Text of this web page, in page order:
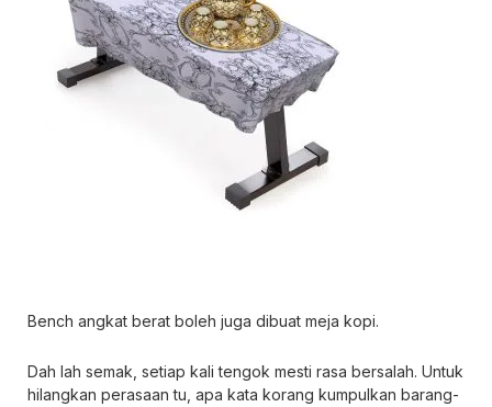
Bench angkat berat boleh juga dibuat meja kopi.
Dah lah semak, setiap kali tengok mesti rasa bersalah. Untuk
hilangkan perasaan tu, apa kata korang kumpulkan barang-